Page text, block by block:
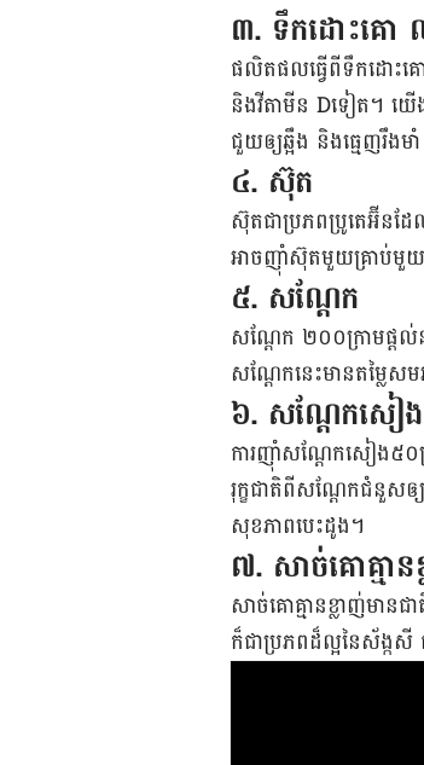
៣. ទឹកដោះគ
ផលិតផល​ធ្វើ​ពី​ទឹកដោះ
និង​វីតាមីន D​ទៀត។ យើ
ជួយ​ឲ្យ​ឆ្អឹង និង​ធ្មេញ​រឹងម
៤. ស៊ុត
ស៊ុត​ជា​ប្រភព​ប្រូតេអ៊ីន​ដ
អាច​ញ៉ាំ​ស៊ុត​មួយ​គ្រាប់​មួយ​
៥. សណ្ដែក
សណ្ដែក​ ២០០​ក្រាម​ផ្តល់​
សណ្ដែក​នេះ​មាន​​តម្លៃ​
៦. សណ្ដែក​សៀង
ការ​ញ៉ាំ​សណ្ដែក​សៀង​៥០​
រុក្ខជាតិ​ពី​សណ្ដែក​ជំនួស​ឲ្
សុខភាព​បេះដូង។
៧. សាច់គោ​គ្មាន​
សាច់​គោ​គ្មាន​ខ្លាញ់​មាន​
ក៏​ជា​ប្រភព​ដ៏​ល្អ​នៃ​ស័ង្កសី